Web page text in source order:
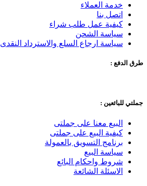
خدمة العملاء
اتصل بنا
كيفية عمل طلب شراء
سياسة الشحن
سياسة ارجاع السلع والاسترداد النقدى
طرق الدفع :
جملتي للبائعين :
البيع معنا على جملتى
كيفية البيع على جملتى
برنامج التسويق بالعمولة
سياسة البيع
شروط واحكام البائع
الاسئلة الشائعة